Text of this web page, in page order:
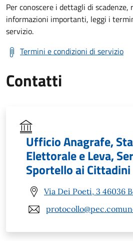
Per conoscere i dettagli di
informazioni importanti, leggi i
servizio.
Termini e condizioni di servizio
Contatti
Ufficio Anagrafe,
Elettorale e Leva,
Sportello ai Cittadini
Via Dei Poeti, 3 46036